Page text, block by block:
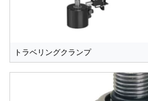
トラベリングクランプ